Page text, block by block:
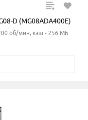
D (MG08ADA400E)
об/мин, кэш - 256 МБ